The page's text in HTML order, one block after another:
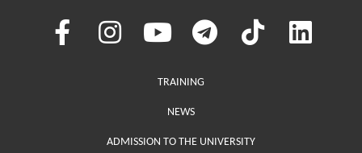
Меню у хедері
TRAINING
NEWS
ADMISSION TO THE UNIVERSITY